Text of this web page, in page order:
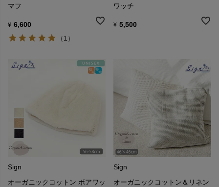
マフ
¥ 6,600
（1）
ワッチ
¥ 5,500
Sign
オーガニックコットン ボアワッ
Sign
オーガニックコットン＆リネン